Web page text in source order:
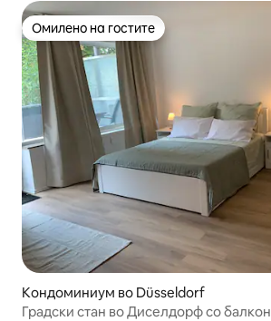
Омилено на гостите
Омилено на гостите
Кондоминиум во Düsseldorf
Градски стан во Диселдорф со балкон